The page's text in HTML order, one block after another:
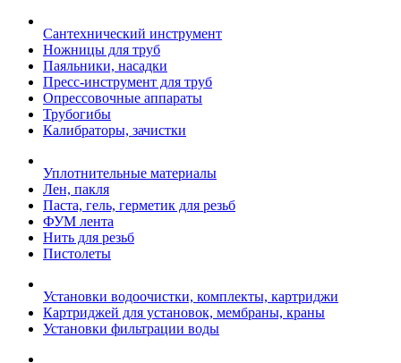
Сантехнический инструмент
Ножницы для труб
Паяльники, насадки
Пресс-инструмент для труб
Опрессовочные аппараты
Трубогибы
Калибраторы, зачистки
Уплотнительные материалы
Лен, пакля
Паста, гель, герметик для резьб
ФУМ лента
Нить для резьб
Пистолеты
Установки водоочистки, комплекты, картриджи
Картриджей для установок, мембраны, краны
Установки фильтрации воды